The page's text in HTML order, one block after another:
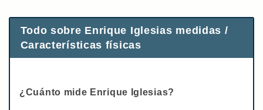
Todo sobre Enrique Iglesias medidas /
Características físicas
¿Cuánto mide Enrique Iglesias?